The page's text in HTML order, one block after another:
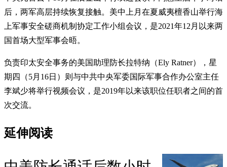
后，两军高层持续恢复接触。美中上月在夏威夷檀香山举行海
上军事安全磋商机制协定工作小组会议，是2021年12月以来两
国首场大型军事会晤。
负责印太安全事务的美国助理防长拉特纳（Ely Ratner），星
期四（5月16日）则与中共中央军委国际军事合作办公室主任
李斌少将举行视频会议，是2019年以来该职位任职者之间的首
次交流。
延伸阅读